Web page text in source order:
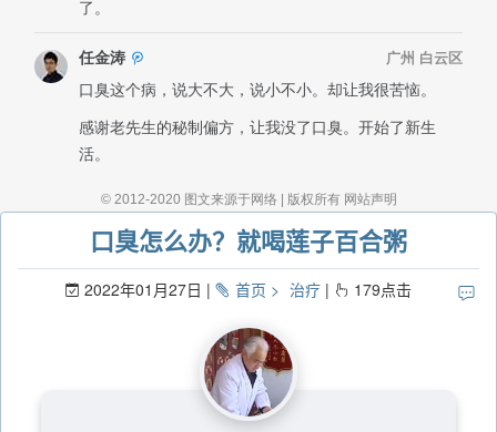
口臭怎么办？就喝莲子百合粥
2022年01月27日 首页 治疗 179点击